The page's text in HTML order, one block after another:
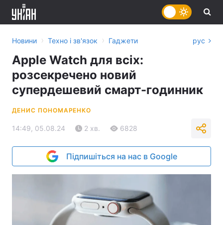
Новини › Техно і зв'язок › Гаджети рус
Apple Watch для всіх:
розсекречено новий
супердешевий смарт-годинник
ДЕНИС ПОНОМАРЕНКО
14:49, 05.08.24 2 хв. 6828
Підпишіться на нас в Google